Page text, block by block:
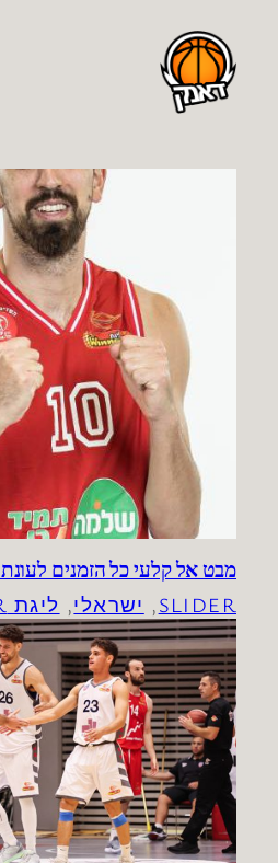
לתוכן
מבט אל קלעי כל הזמנים לעונת 24/25
SLIDER
, ישראלי, ליגת WINNER סל